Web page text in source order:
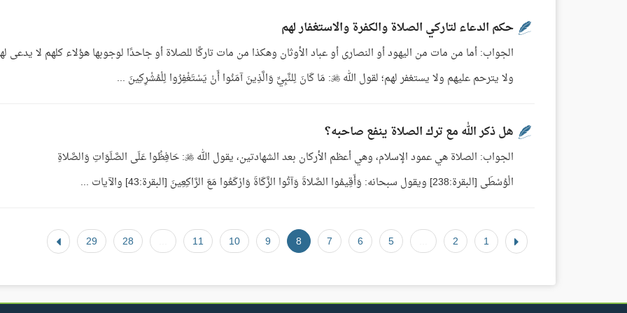
حكم الدعاء لتاركي الصلاة والكفرة والاستغفار لهم
الجواب: أما من مات من اليهود أو النصارى أو عباد الأوثان وهكذا من مات تاركًا للصلاة أو جاحدًا لوجوبها هؤلاء كلهم لا يدعى
ولا يترحم عليهم ولا يستغفر لهم؛ لقول الله : مَا كَانَ لِلنَّبِيِّ وَالَّذِينَ آمَنُوا أَنْ يَسْتَغْفِرُوا لِلْمُشْرِكِينَ ...
هل ذكر الله مع ترك الصلاة ينفع صاحبه؟
الجواب: الصلاة هي عمود الإسلام، وهي أعظم الأركان بعد الشهادتين، يقول الله : حَافِظُوا عَلَى الصَّلَوَاتِ وَالصَّلاةِ
الْوُسْطَى [البقرة:238] ويقول سبحانه: وَأَقِيمُوا الصَّلاةَ وَآتُوا الزَّكَاةَ وَارْكَعُوا مَعَ الرَّاكِعِينَ [البقرة:43] والآيات ...
1
2
5
6
7
8
9
10
11
28
29